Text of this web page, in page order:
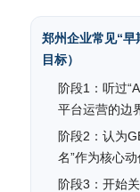
郑州企业常见“
目标）
阶段1：听过
平台运营的边
阶段2：认为
名”作为核心动
阶段3：开始